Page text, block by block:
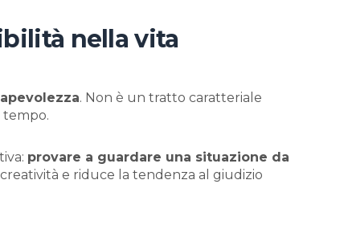
nella vita
. Non è un tratto caratteriale
tempo.
provare a guardare una situazione da
e riduce la tendenza al giudizio